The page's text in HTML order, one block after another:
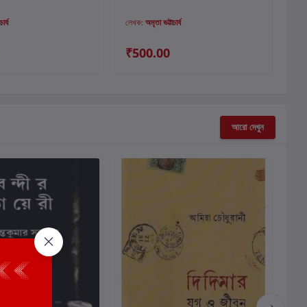
লেখক: অমৃতা ভট্টাচার্য
₹500.00
আরো দেখুন